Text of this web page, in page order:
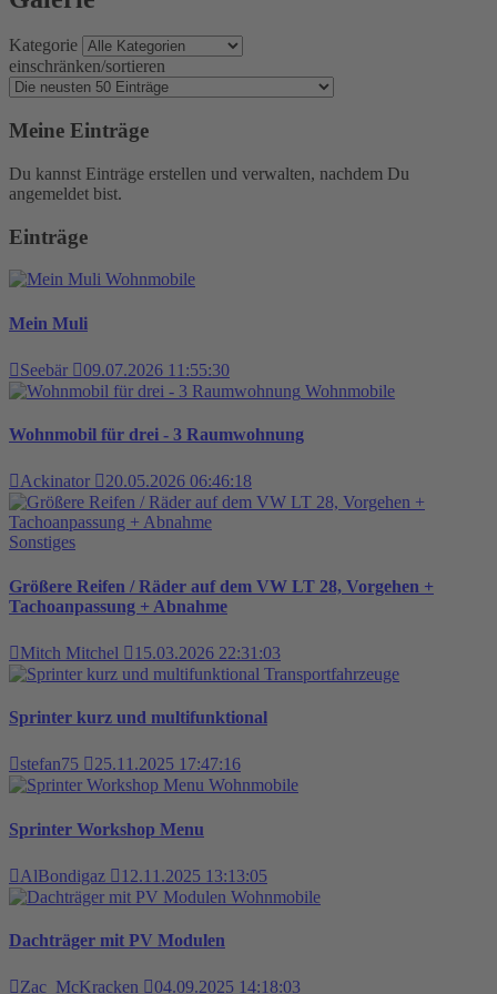
Kategorie
einschränken/sortieren
Meine Einträge
Du kannst Einträge erstellen und verwalten, nachdem Du
angemeldet bist.
Einträge
Wohnmobile
Mein Muli
Seebär
09.07.2026 11:55:30
Wohnmobile
Wohnmobil für drei - 3 Raumwohnung
Ackinator 20.05.2026 06:46:18
Sonstiges
Größere Reifen / Räder auf dem VW LT 28, Vorgehen +
Tachoanpassung + Abnahme
Mitch Mitchel
15.03.2026 22:31:03
Transportfahrzeuge
Sprinter kurz und multifunktional
stefan75
25.11.2025 17:47:16
Wohnmobile
Sprinter Workshop Menu
AlBondigaz
12.11.2025 13:13:05
Wohnmobile
Dachträger mit PV Modulen
Zac_McKracken 04.09.2025 14:18:03